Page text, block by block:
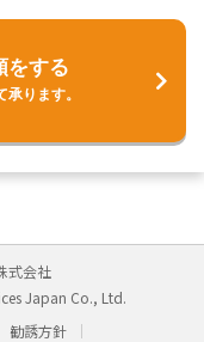
をする
ります。
式会社
Japan Co., Ltd.
勧誘方針